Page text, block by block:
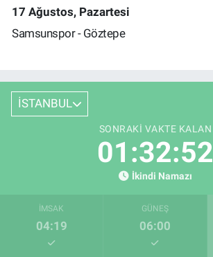
17 Ağustos, Pazartesi
Samsunspor - Göztepe
İSTANBUL
SONRAKI VAKTE KALAN
01:32:51
İkindi Namazı
İMSAK
04:19
GÜNEŞ
06:00